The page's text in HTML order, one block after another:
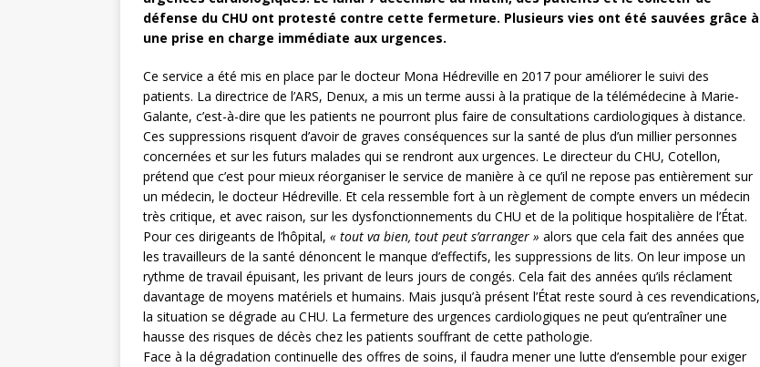
défense du CHU ont protesté contre cette fermeture. Plusieurs vies ont été sauvées grâce à
une prise en charge immédiate aux urgences.
Ce service a été mis en place par le docteur Mona Hédreville en 2017 pour améliorer le suivi des
patients. La directrice de l’ARS, Denux, a mis un terme aussi à la pratique de la télémédecine à Marie-
Galante, c’est-à-dire que les patients ne pourront plus faire de consultations cardiologiques à distance.
Ces suppressions risquent d’avoir de graves conséquences sur la santé de plus d’un millier personnes
concernées et sur les futurs malades qui se rendront aux urgences. Le directeur du CHU, Cotellon,
prétend que c’est pour mieux réorganiser le service de manière à ce qu’il ne repose pas entièrement sur
un médecin, le docteur Hédreville. Et cela ressemble fort à un règlement de compte envers un médecin
très critique, et avec raison, sur les dysfonctionnements du CHU et de la politique hospitalière de l’État.
Pour ces dirigeants de l’hôpital, « tout va bien, tout peut s’arranger » alors que cela fait des années que
les travailleurs de la santé dénoncent le manque d’effectifs, les suppressions de lits. On leur impose un
rythme de travail épuisant, les privant de leurs jours de congés. Cela fait des années qu’ils réclament
davantage de moyens matériels et humains. Mais jusqu’à présent l’État reste sourd à ces revendications,
la situation se dégrade au CHU. La fermeture des urgences cardiologiques ne peut qu’entraîner une
hausse des risques de décès chez les patients souffrant de cette pathologie.
Face à la dégradation continuelle des offres de soins, il faudra mener une lutte d’ensemble pour exiger